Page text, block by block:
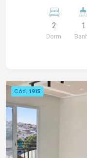
Brinquedoteca Mini
oportunidade
segurança,
2
Dorm.
1
Cód. 1915